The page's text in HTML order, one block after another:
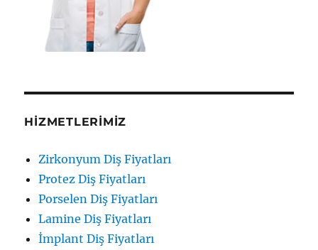
HIZMETLERIMIZ
Zirkonyum Diş Fiyatları
Protez Diş Fiyatları
Porselen Diş Fiyatları
Lamine Diş Fiyatları
İmplant Diş Fiyatları